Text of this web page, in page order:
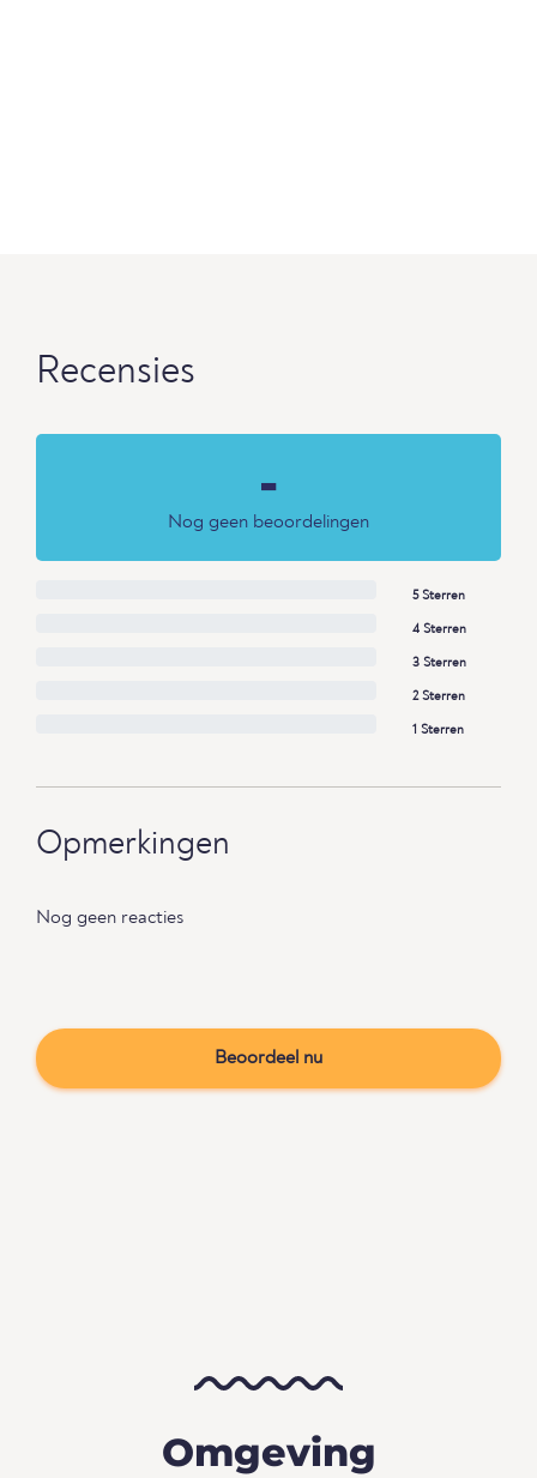
Recensies
-
Nog geen beoordelingen
5 Sterren
4 Sterren
3 Sterren
2 Sterren
1 Sterren
Opmerkingen
Nog geen reacties
Beoordeel nu
Omgeving